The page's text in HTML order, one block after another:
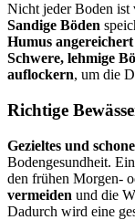
Nicht jeder Boden ist
Sandige Böden
Humus angereichert
Schwere, lehmige
auflockern, um die
Richtige
Gezieltes und
Bodengesundheit.
den frühen Morgen-
vermeiden und die
Dadurch wird eine